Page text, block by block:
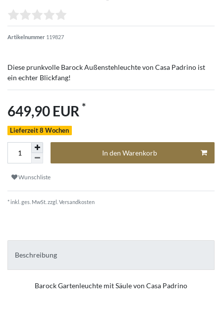
Artikelnummer 119827
Diese prunkvolle Barock Außenstehleuchte von Casa Padrino ist
ein echter Blickfang!
649,90 EUR *
Lieferzeit 8 Wochen
In den Warenkorb
Wunschliste
* inkl. ges. MwSt. zzgl. Versandkosten
Beschreibung
Barock Gartenleuchte mit Säule von Casa Padrino